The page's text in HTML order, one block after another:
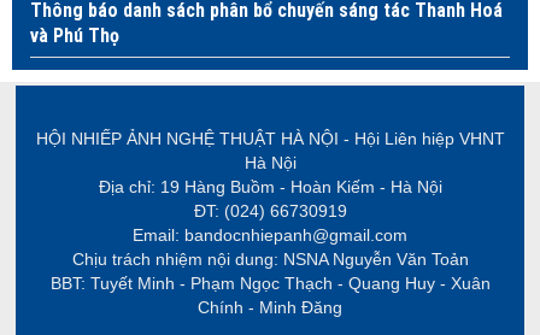
Thông báo danh sách phân bổ chuyến sáng tác Thanh Hoá
và Phú Thọ
HỘI NHIẾP ẢNH NGHỆ THUẬT HÀ NỘI - Hội Liên hiệp VHNT
Hà Nội
Địa chỉ: 19 Hàng Buồm - Hoàn Kiếm - Hà Nội
ĐT: (024) 66730919
Email: bandocnhiepanh@gmail.com
Chịu trách nhiệm nội dung: NSNA Nguyễn Văn Toản
BBT: Tuyết Minh - Phạm Ngọc Thạch - Quang Huy - Xuân
Chính - Minh Đăng